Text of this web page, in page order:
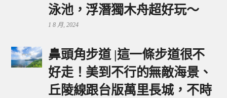
泳池，浮潛獨木舟超好玩～
1 8 月, 2024
鼻頭角步道 |這一條步道很不
好走！美到不行的無敵海景、
丘陵線跟台版萬里長城，不時